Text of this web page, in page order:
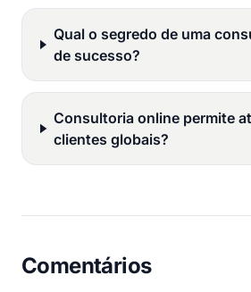
Qual o segredo de uma
de sucesso?
Consultoria online permite
clientes globais?
Comentários